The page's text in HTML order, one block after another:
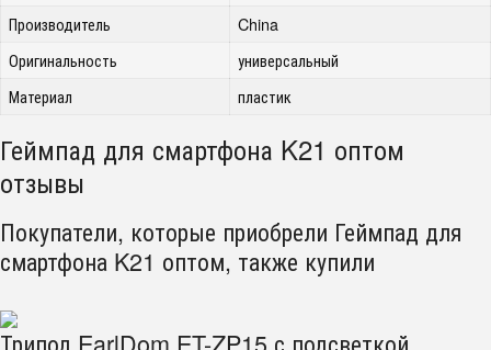
Производитель
China
Оригинальность
универсальный
Материал
пластик
Геймпад для смартфона K21 оптом
отзывы
Покупатели, которые приобрели Геймпад для
смартфона K21 оптом, также купили
Трипод EarlDom ET-ZP15 с подсветкой